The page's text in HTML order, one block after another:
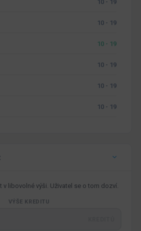
10 - 19
10 - 19
10 - 19
10 - 19
10 - 19
10 - 19
v libovolné výši. Uživatel se o tom dozví.
VÝŠE KREDITU